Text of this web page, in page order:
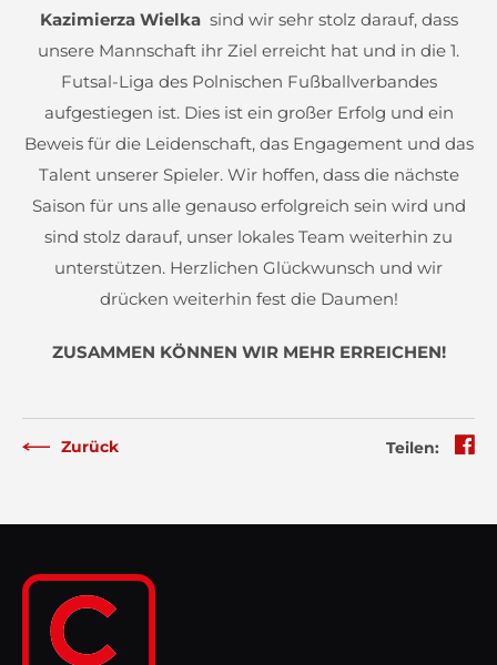
Kazimierza Wielkasind wir sehr stolz darauf, dass
unsere Mannschaft ihr Ziel erreicht hat und in die 1.
Futsal-Liga des Polnischen Fußballverbandes
aufgestiegen ist. Dies ist ein großer Erfolg und ein
Beweis für die Leidenschaft, das Engagement und das
Talent unserer Spieler. Wir hoffen, dass die nächste
Saison für uns alle genauso erfolgreich sein wird und
sind stolz darauf, unser lokales Team weiterhin zu
unterstützen. Herzlichen Glückwunsch und wir
drücken weiterhin fest die Daumen!
ZUSAMMEN KÖNNEN WIR MEHR ERREICHEN!
Zurück Teilen: